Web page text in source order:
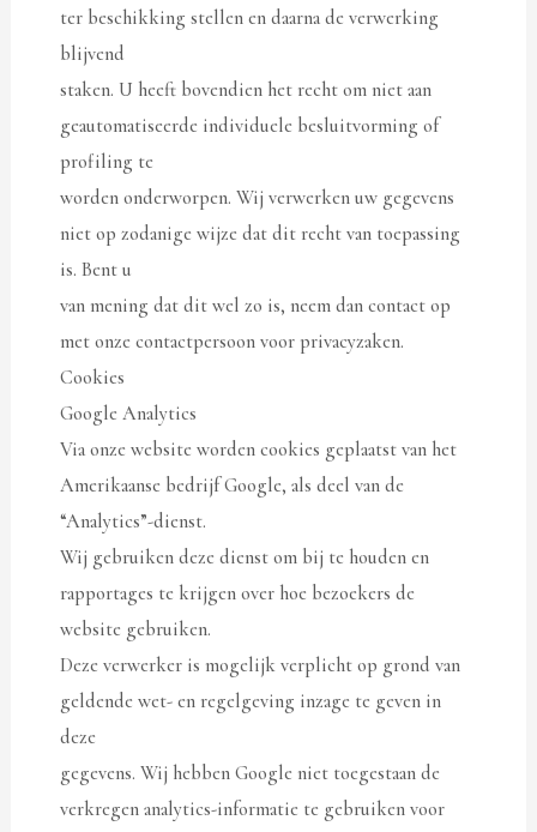
ter beschikking stellen en daarna de verwerking
blijvend
staken. U heeft bovendien het recht om niet aan
geautomatiseerde individuele besluitvorming of
profiling te
worden onderworpen. Wij verwerken uw gegevens
niet op zodanige wijze dat dit recht van toepassing
is. Bent u
van mening dat dit wel zo is, neem dan contact op
met onze contactpersoon voor privacyzaken.
Cookies
Google Analytics
Via onze website worden cookies geplaatst van het
Amerikaanse bedrijf Google, als deel van de
“Analytics”-dienst.
Wij gebruiken deze dienst om bij te houden en
rapportages te krijgen over hoe bezoekers de
website gebruiken.
Deze verwerker is mogelijk verplicht op grond van
geldende wet- en regelgeving inzage te geven in
deze
gegevens. Wij hebben Google niet toegestaan de
verkregen analytics-informatie te gebruiken voor